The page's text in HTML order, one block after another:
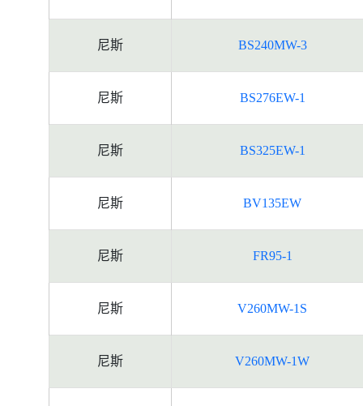
尼斯 BS240MW-3
尼斯 BS276EW-1
尼斯 BS325EW-1
尼斯 BV135EW
尼斯 FR95-1
尼斯 V260MW-1S
尼斯 V260MW-1W